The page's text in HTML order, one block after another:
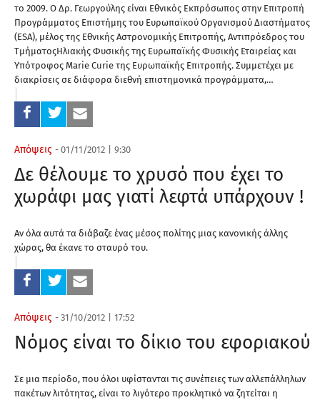
το 2009. Ο Δρ. Γεωργούλης είναι Εθνικός Εκπρόσωπος στην Επιτροπή
Προγράμματος Επιστήμης του Ευρωπαϊκού Οργανισμού Διαστήματος
(ESA), μέλος της Εθνικής Αστρονομικής Επιτροπής, Αντιπρόεδρος του
ΤμήματοςΗλιακής Φυσικής της Ευρωπαϊκής Φυσικής Εταιρείας και
Υπότροφος Marie Curie της Ευρωπαϊκής Επιτροπής. Συμμετέχει με
διακρίσεις σε διάφορα διεθνή επιστημονικά προγράμματα,…
Απόψεις - 01/11/2012 9:30
Δε θέλουμε το χρυσό που έχει το
χωράφι μας γιατί λεφτά υπάρχουν !
Αν όλα αυτά τα διάβαζε ένας μέσος πολίτης μιας κανονικής άλλης
χώρας, θα έκανε το σταυρό του.
Απόψεις - 31/10/2012 17:52
Νόμος είναι το δίκιο του εφοριακού
Σε μια περίοδο, που όλοι υφίστανται τις συνέπειες των αλλεπάλληλων
πακέτων λιτότητας, είναι το λιγότερο προκλητικό να ζητείται η